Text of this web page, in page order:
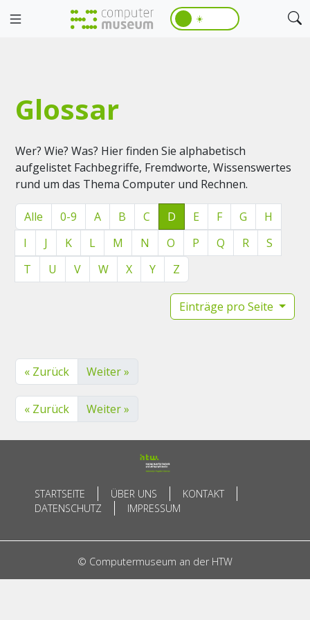
☀️
Glossar
Wer? Wie? Was? Hier finden Sie alphabetisch
aufgelistet Fachbegriffe, Fremdworte, Wissenswertes
rund um das Thema Computer und Rechnen.
Alle 0-9 A B C D E F G
H
I
J K L M N O P Q R
S
T
U V W X Y Z
Einträge pro Seite
« Zurück Weiter »
« Zurück Weiter »
STARTSEITE ÜBER UNS
KONTAKT
DATENSCHUTZ
IMPRESSUM
© Computermuseum an der HTW